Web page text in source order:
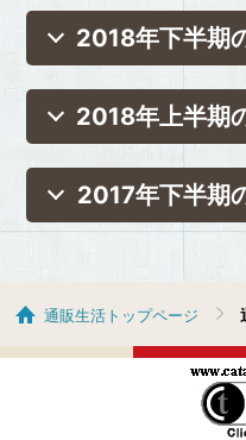
通販生活トップページ
2018年下半期
2018年上半期
2017年下半期